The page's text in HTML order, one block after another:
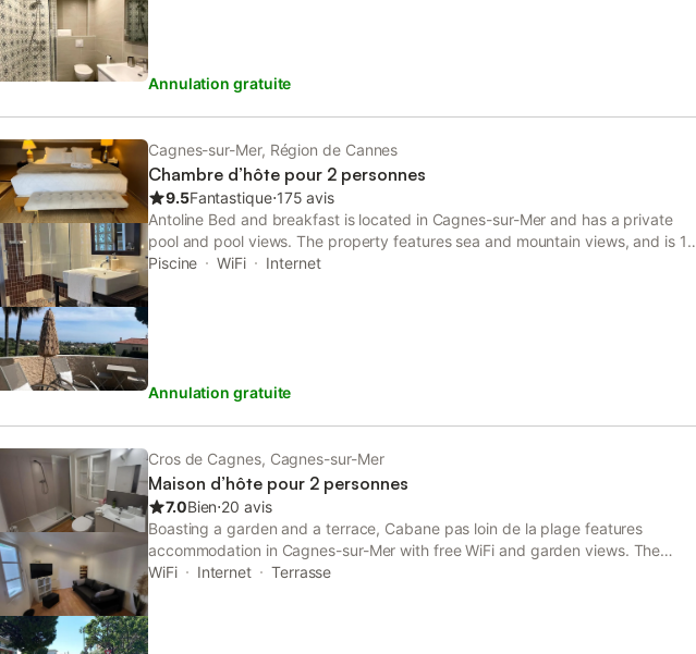
Annulation gratuite
Cagnes-sur-Mer, Région de Cannes
Chambre d’hôte pour 2 personnes
9.5Fantastique⋅175 avis
Antoline Bed and breakfast is located in Cagnes-sur-Mer and has a private
pool and pool views. The property features sea and mountain views, and is 11
km from Allianz Riviera Stadium.
Piscine WiFi Internet
Annulation gratuite
Cros de Cagnes, Cagnes-sur-Mer
Maison d’hôte pour 2 personnes
7.0Bien⋅20 avis
Boasting a garden and a terrace, Cabane pas loin de la plage features
accommodation in Cagnes-sur-Mer with free WiFi and garden views. The
property is around 8.7 km from Russian Orthodox Cathedral, 9.2 km from
WiFi Internet Terrasse